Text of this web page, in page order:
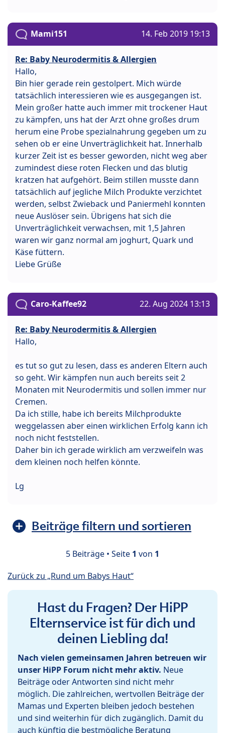
Mami151 14. Feb 2019 19:13
Re: Baby Neurodermitis & Allergien
Hallo,
Bin hier gerade rein gestolpert. Mich würde
tatsächlich interessieren wie es ausgegangen ist.
Mein großer hatte auch immer mit trockener Haut
zu kämpfen, uns hat der Arzt ohne großes drum
herum eine Probe spezialnahrung gegeben um zu
sehen ob er eine Unverträglichkeit hat. Innerhalb
kurzer Zeit ist es besser geworden, nicht weg aber
zumindest diese roten Flecken und das blutig
kratzen hat aufgehört. Beim stillen musste dann
tatsächlich auf jegliche Milch Produkte verzichtet
werden, selbst Zwieback und Paniermehl konnten
neue Auslöser sein. Übrigens hat sich die
Unverträglichkeit verwachsen, mit 1,5 Jahren
waren wir ganz normal am joghurt, Quark und
Käse füttern.
Liebe Grüße
Caro-Kaffee92 22. Aug 2024 13:13
Re: Baby Neurodermitis & Allergien
Hallo,
es tut so gut zu lesen, dass es anderen Eltern auch
so geht. Wir kämpfen nun auch bereits seit 2
Monaten mit Neurodermitis und sollen immer nur
Cremen.
Da ich stille, habe ich bereits Milchprodukte
weggelassen aber einen wirklichen Erfolg kann ich
noch nicht feststellen.
Daher bin ich gerade wirklich am verzweifeln was
dem kleinen noch helfen könnte.
Lg
Beiträge filtern und sortieren
5 Beiträge • Seite 1 von 1
Zurück zu „Rund um Babys Haut“
Hast du Fragen? Der HiPP
Elternservice ist für dich und
deinen Liebling da!
Nach vielen gemeinsamen Jahren betreuen wir
unser HiPP Forum nicht mehr aktiv. Neue
Beiträge oder Antworten sind nicht mehr
möglich. Die zahlreichen, wertvollen Beiträge der
Mamas und Experten bleiben jedoch bestehen
und sind weiterhin für dich zugänglich. Damit du
auch künftig die bestmögliche Beratung